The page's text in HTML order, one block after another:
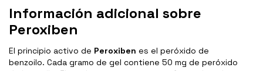
Información adicional sobre
Peroxiben
El principio activo de Peroxiben es el peróxido de
benzoilo. Cada gramo de gel contiene 50 mg de peróxido